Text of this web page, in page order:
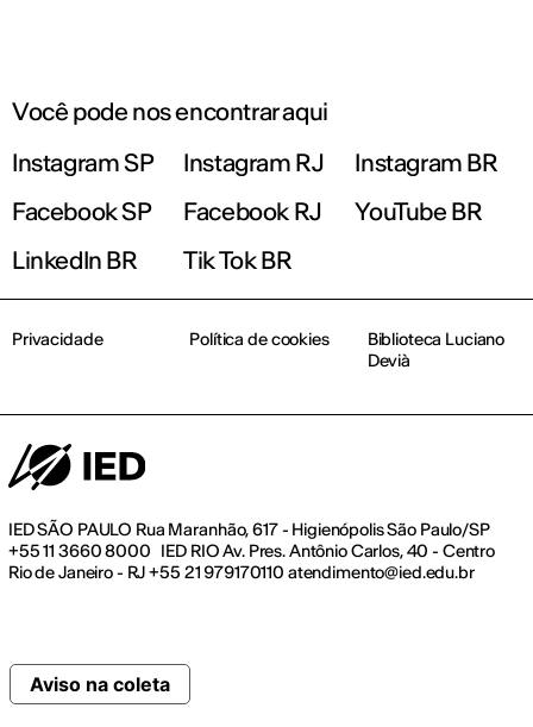
Você pode nos encontrar aqui
Instagram SP
Instagram RJ
Instagram BR
Facebook SP
Facebook RJ
YouTube BR
LinkedIn BR
Tik Tok BR
IED SÃO PAULO Rua Maranhão, 617 - Higienópolis São Paulo/SP
+55 11 3660 8000 IED RIO Av. Pres. Antônio Carlos, 40 - Centro
Rio de Janeiro - RJ +55 21 979170110 atendimento@ied.edu.br
Privacidade Política de cookies
Biblioteca Luciano
Devià
Aviso na coleta